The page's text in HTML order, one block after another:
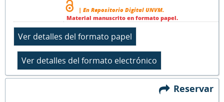
| En Repositorio Digital UNVM.
Material manuscrito en formato papel.
Reservar